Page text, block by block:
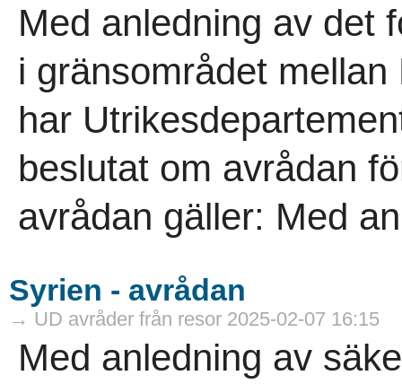
Med anledning av det
i gränsområdet
har
beslutat om avrådan
avrådan gäller: Med
Syrien - avrådan
→ UD avråder från resor 2025-02-07 16:15
Med anledning av